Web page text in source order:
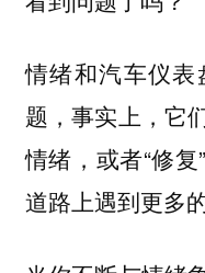
情绪和汽车仪
题，事实上，它
情绪，或者“修
道路上遇到更多